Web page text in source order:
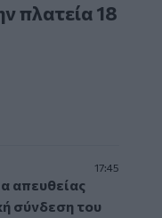
πλατεία 18
17:45
απευθείας
σύνδεση του